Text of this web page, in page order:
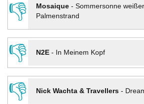
👎
Mosaique- Sommersonne weißer
Palmenstrand
👎
N2E- In Meinem Kopf
👎
Nick Wachta & Travellers-